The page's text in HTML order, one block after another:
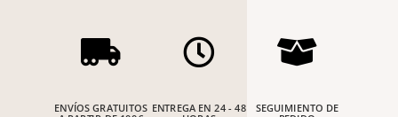

ENVÍOS GRATUITOS

ENTREGA EN 24 - 48

SEGUIMIENTO DE